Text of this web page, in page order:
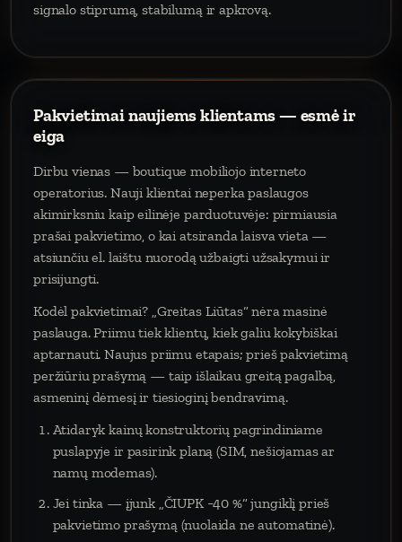
signalo stiprumą, stabilumą ir apkrovą.
Pakvietimai naujiems klientams — esmė ir
eiga
Dirbu vienas — boutique mobiliojo interneto
operatorius. Nauji klientai neperka paslaugos
akimirksniu kaip eilinėje parduotuvėje: pirmiausia
prašai pakvietimo, o kai atsiranda laisva vieta —
atsiunčiu el. laištu nuorodą užbaigti užsakymui ir
prisijungti.
Kodėl pakvietimai? „Greitas Liūtas“ nėra masinė
paslauga. Priimu tiek klientų, kiek galiu kokybiškai
aptarnauti. Naujus priimu etapais; prieš pakvietimą
peržiūriu prašymą — taip išlaikau greitą pagalbą,
asmeninį dėmesį ir tiesioginį bendravimą.
Atidaryk kainų konstruktorių pagrindiniame
puslapyje ir pasirink planą (SIM, nešiojamas ar
namų modemas).
Jei tinka — įjunk „ČIUPK −40 %“ jungiklį prieš
pakvietimo prašymą (nuolaida ne automatinė).